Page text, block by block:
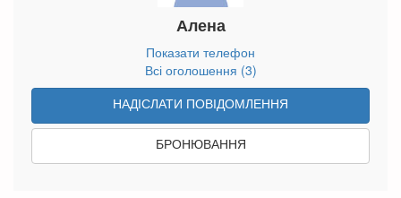
Алена
Показати телефон
Всі оголошення (3)
НАДІСЛАТИ ПОВІДОМЛЕННЯ
БРОНЮВАННЯ